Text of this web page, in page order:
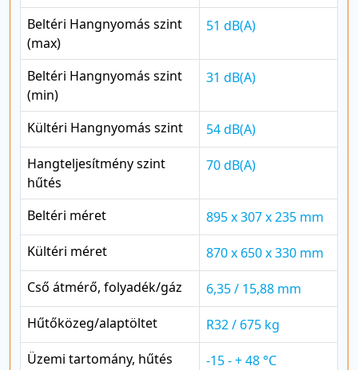
Beltéri Hangnyomás szint
(max)
51 dB(A)
Beltéri Hangnyomás szint
(min)
31 dB(A)
Kültéri Hangnyomás szint
54 dB(A)
Hangteljesítmény szint
hűtés
70 dB(A)
Beltéri méret
895 x 307 x 235 mm
Kültéri méret
870 x 650 x 330 mm
Cső átmérő, folyadék/gáz
6,35 / 15,88 mm
Hűtőközeg/alaptöltet
R32 / 675 kg
Üzemi tartomány, hűtés
-15 - + 48 °C